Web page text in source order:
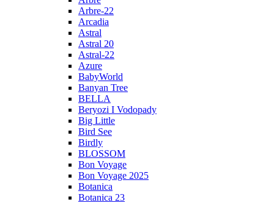
Arbre-22
Arcadia
Astral
Astral 20
Astral-22
Azure
BabyWorld
Banyan Tree
BELLA
Beryozi I Vodopady
Big Little
Bird See
Birdly
BLOSSOM
Bon Voyage
Bon Voyage 2025
Botanica
Botanica 23